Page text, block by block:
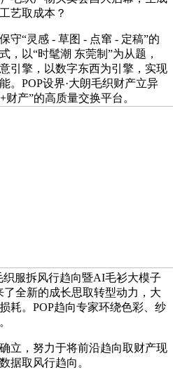
艺取成本？
“灵感 - 草图 - 点窜 - 定稿”的
，以“时髦潮 东莞制”为从题，
引擎，以数字东西为引擎，实现
。POP设界·大朗毛织财产立异
产”的高质量交换平台。
织服拆风行趋向暨AI毛衫大模子
全新的成长思取转型动力，大
耗。POP趋向专家环绕色彩、纱
，努力于将前沿趋向取财产现
据取风行趋向。